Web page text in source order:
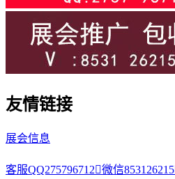
友情链接
展会信息
客服QQ275796712微信853126215